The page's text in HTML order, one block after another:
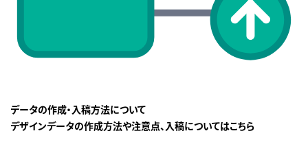
データの作成・入稿方法について
デザインデータの作成方法や注意点、入稿についてはこちら